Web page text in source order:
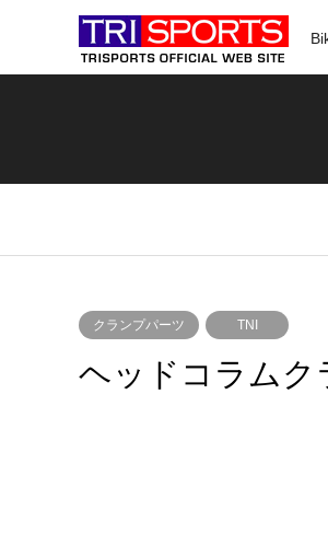
クランプパーツ TNI
ヘッドコラムク